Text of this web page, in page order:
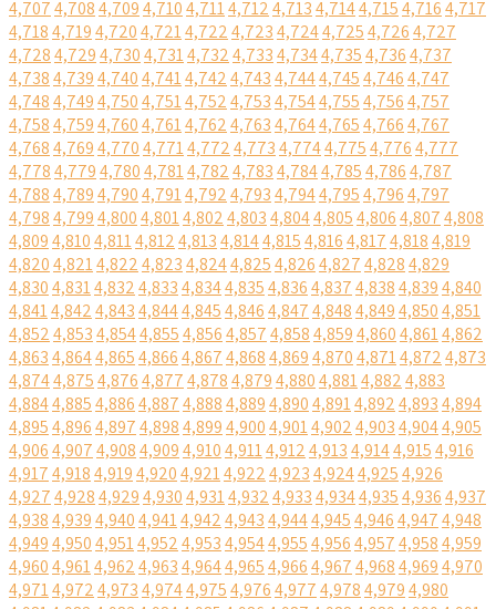
4,7074,7084,7094,7104,7114,7124,7134,7144,7154,7164,717
4,7184,7194,7204,7214,7224,7234,7244,7254,7264,727
4,7284,7294,7304,7314,7324,7334,7344,7354,7364,737
4,7384,7394,7404,7414,7424,7434,7444,7454,7464,747
4,7484,7494,7504,7514,7524,7534,7544,7554,7564,757
4,7584,7594,7604,7614,7624,7634,7644,7654,7664,767
4,7684,7694,7704,7714,7724,7734,7744,7754,7764,777
4,7784,7794,7804,7814,7824,7834,7844,7854,7864,787
4,7884,7894,7904,7914,7924,7934,7944,7954,7964,797
4,7984,7994,8004,8014,8024,8034,8044,8054,8064,8074,808
4,8094,8104,8114,8124,8134,8144,8154,8164,8174,8184,819
4,8204,8214,8224,8234,8244,8254,8264,8274,8284,829
4,8304,8314,8324,8334,8344,8354,8364,8374,8384,8394,840
4,8414,8424,8434,8444,8454,8464,8474,8484,8494,8504,851
4,8524,8534,8544,8554,8564,8574,8584,8594,8604,8614,862
4,8634,8644,8654,8664,8674,8684,8694,8704,8714,8724,873
4,8744,8754,8764,8774,8784,8794,8804,8814,8824,883
4,8844,8854,8864,8874,8884,8894,8904,8914,8924,8934,894
4,8954,8964,8974,8984,8994,9004,9014,9024,9034,9044,905
4,9064,9074,9084,9094,9104,9114,9124,9134,9144,9154,916
4,9174,9184,9194,9204,9214,9224,9234,9244,9254,926
4,9274,9284,9294,9304,9314,9324,9334,9344,9354,9364,937
4,9384,9394,9404,9414,9424,9434,9444,9454,9464,9474,948
4,9494,9504,9514,9524,9534,9544,9554,9564,9574,9584,959
4,9604,9614,9624,9634,9644,9654,9664,9674,9684,9694,970
4,9714,9724,9734,9744,9754,9764,9774,9784,9794,980